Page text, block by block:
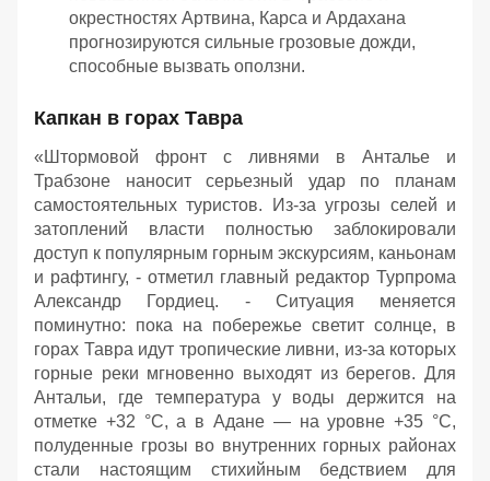
окрестностях Артвина, Карса и Ардахана
прогнозируются сильные грозовые дожди,
способные вызвать оползни.
Капкан в горах Тавра
«Штормовой фронт с ливнями в Анталье и
Трабзоне наносит серьезный удар по планам
самостоятельных туристов. Из-за угрозы селей и
затоплений власти полностью заблокировали
доступ к популярным горным экскурсиям, каньонам
и рафтингу, - отметил главный редактор Турпрома
Александр Гордиец. - Ситуация меняется
поминутно: пока на побережье светит солнце, в
горах Тавра идут тропические ливни, из-за которых
горные реки мгновенно выходят из берегов. Для
Антальи, где температура у воды держится на
отметке +32 °C, а в Адане — на уровне +35 °C,
полуденные грозы во внутренних горных районах
стали настоящим стихийным бедствием для